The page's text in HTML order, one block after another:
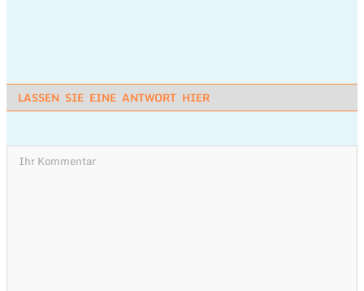
LASSEN SIE EINE ANTWORT HIER